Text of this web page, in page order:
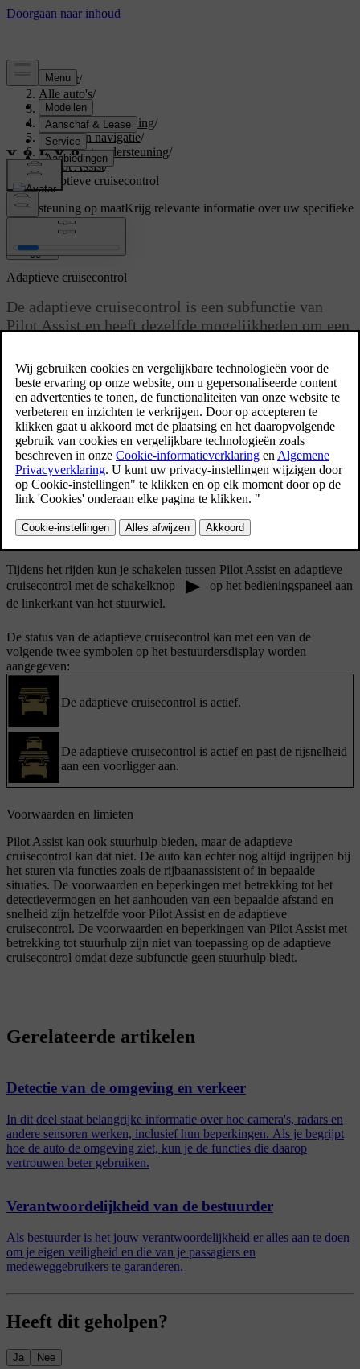
Support/
Alle auto's/
V60 2026
Gebruikershandleiding/
Rijhulp en navigatie/
Rijden met ondersteuning/
Pilot Assist/
Adaptieve cruisecontrol
Ondersteuning op maatKrijg relevante informatie over uw specifieke
auto.
Inloggen
Bijgewerkt 28-10-2024
Adaptieve cruisecontrol
De adaptieve cruisecontrol is een subfunctie van
Pilot Assist en heeft dezelfde mogelijkheden om een
snelheid aan te houden. Deze functie kan echter geen
stuurhulp bieden.
Als je de adaptieve cruisecontrol gebruikt, probeert je auto de
ingestelde doelsnelheid en afstand tot voorliggers aan te houden. Je
kunt zowel je doelsnelheid als de algemene afstand tot voorliggers
aanpassen met de knoppen op het stuur.
In de instellingen kun je de adaptieve cruisecontrol instellen als de
standaardfunctie voor de rijhulpfunctie. Zo kun je deze functie
activeren met de Pilot Assist-knop
op het stuurwiel.
Tijdens het rijden kun je schakelen tussen Pilot Assist en adaptieve
cruisecontrol met de schakelknop
op het bedieningspaneel aan
de linkerkant van het stuurwiel.
De status van de adaptieve cruisecontrol kan met een van de
volgende twee symbolen op het bestuurdersdisplay worden
aangegeven:
De adaptieve cruisecontrol is actief.
De adaptieve cruisecontrol is actief en past de rijsnelheid
aan een voorligger aan.
Voorwaarden en limieten
Pilot Assist kan ook stuurhulp bieden, maar de adaptieve
cruisecontrol kan dat niet. De auto kan echter nog altijd ingrijpen bij
het sturen via functies zoals de rijbaanassistent of in bepaalde
situaties. De voorwaarden en beperkingen met betrekking tot het
detectievermogen en het aanhouden van een bepaalde afstand en
snelheid zijn hetzelfde voor Pilot Assist en de adaptieve
cruisecontrol. De voorwaarden en beperkingen van Pilot Assist met
betrekking tot stuurhulp zijn niet van toepassing op de adaptieve
cruisecontrol omdat deze subfunctie geen stuurhulp biedt.
Gerelateerde artikelen
Detectie van de omgeving en verkeer
In dit deel staat belangrijke informatie over hoe camera's, radars en
andere sensoren werken, inclusief hun beperkingen. Als je begrijpt
hoe de auto de omgeving ziet, kun je de functies die daarop
vertrouwen beter gebruiken.
Verantwoordelijkheid van de bestuurder
Als bestuurder is het jouw verantwoordelijkheid er alles aan te doen
om je eigen veiligheid en die van je passagiers en
medeweggebruikers te garanderen.
Heeft dit geholpen?
Ja Nee